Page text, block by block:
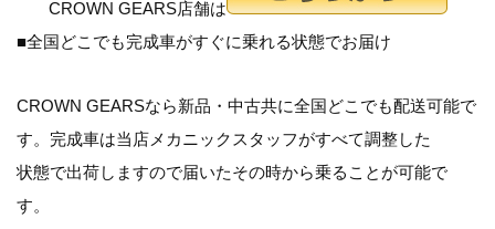
CROWN GEARS店舗は
■全国どこでも完成車がすぐに乗れる状態でお届け
CROWN GEARSなら新品・中古共に全国どこでも配送可能で
す。完成車は当店メカニックスタッフがすべて調整した
状態で出荷しますので届いたその時から乗ることが可能で
す。